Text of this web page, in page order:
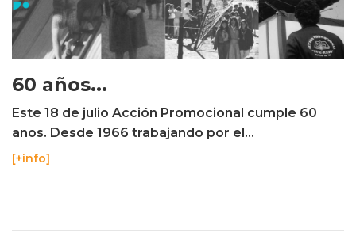
60 años...
Este 18 de julio Acción Promocional cumple 60
años. Desde 1966 trabajando por el...
[+info]